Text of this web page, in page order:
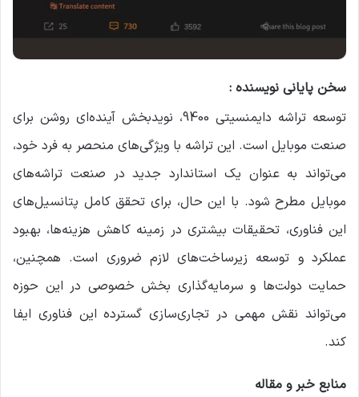
سخن پایانی نویسنده :
توسعه تراشه دایمنسیتی 9400، نویدبخش آینده‌ای روشن برای
صنعت موبایل است. این تراشه با ویژگی‌های منحصر به فرد خود،
می‌تواند به عنوان یک استاندارد جدید در صنعت تراشه‌های
موبایل مطرح شود. با این حال، برای تحقق کامل پتانسیل‌های
این فناوری، تحقیقات بیشتری در زمینه کاهش هزینه‌ها، بهبود
عملکرد و توسعه زیرساخت‌های لازم ضروری است. همچنین،
حمایت دولت‌ها و سرمایه‌گذاری بخش خصوصی در این حوزه
می‌تواند نقش مهمی در تجاری‌سازی گسترده این فناوری ایفا
کند.
منابع خبر و مقاله